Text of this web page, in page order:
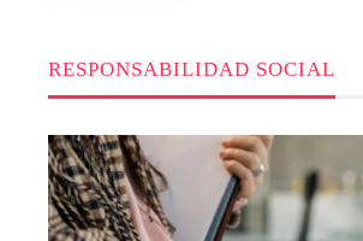
RESPONSABILIDAD SOCIAL